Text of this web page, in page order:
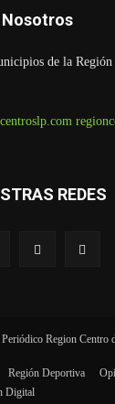
Nosotros
de la
REDES
Region Centro
Región Deportiva
Digital